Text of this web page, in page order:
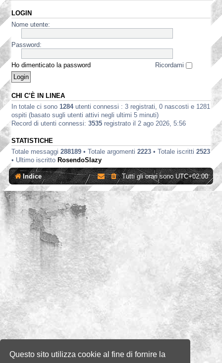
Questo sito utilizza cookie al fine di fornire la
LOGIN
Nome utente:
Password:
Ho dimenticato la password Ricordami
CHI C’È IN LINEA
In totale ci sono 1284utenti connessi : 3 registrati, 0 nascosti e 1281
ospiti (basato sugli utenti attivi negli ultimi 5 minuti)
Record di utenti connessi: 3535 registrato il 2 ago 2026, 5:56
STATISTICHE
Totale messaggi 288189 • Totale argomenti 2223 • Totale iscritti 2523
• Ultimo iscritto RosendoSlazy
Indice Tutti gli orari sonoUTC+02:00